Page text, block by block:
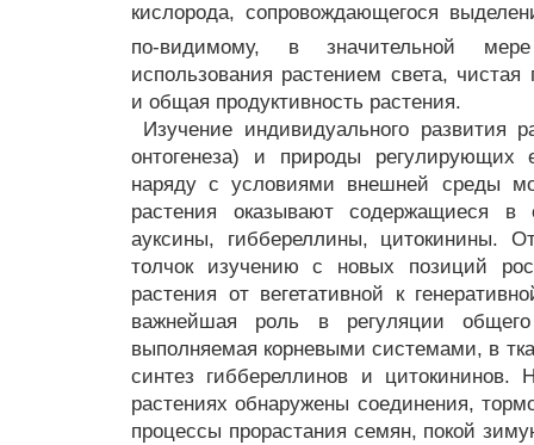
кислорода, сопровождающегося
по-видимому, в значительной
использования растением света, чистая
и общая продуктивность растения.
Изучение индивидуального развития
онтогенеза) и природы регулирующих
наряду с условиями внешней среды
растения оказывают содержащиеся в
ауксины, гиббереллины, цитокинины.
толчок изучению с новых позиций
растения от вегетативной к
важнейшая роль в регуляции
выполняемая корневыми системами, в
синтез гиббереллинов и цитокининов.
растениях обнаружены соединения,
процессы прорастания семян, покой